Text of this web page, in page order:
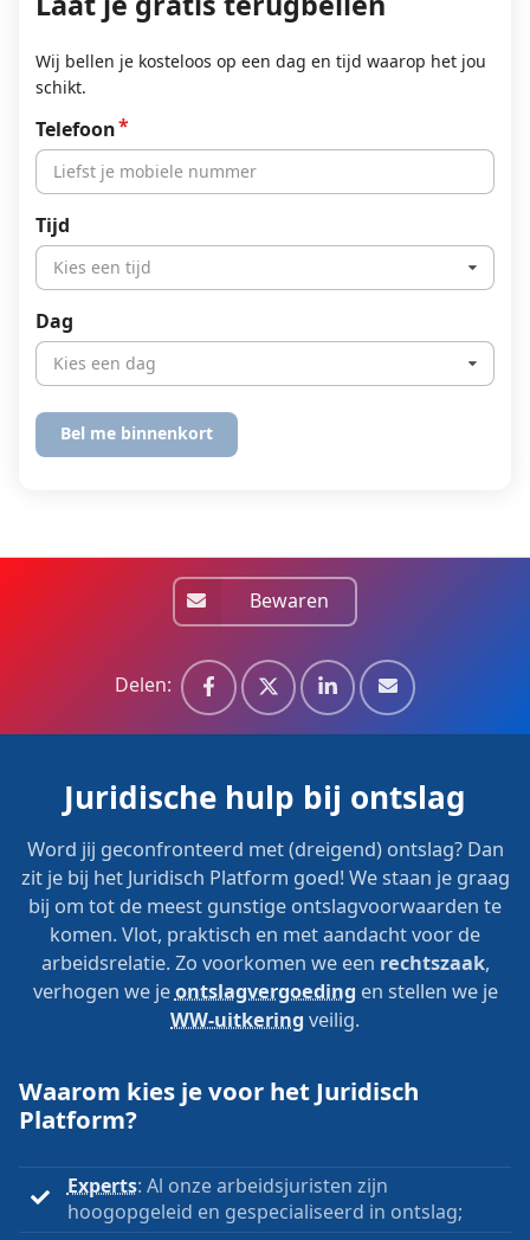
Wij bellen je kosteloos op een dag en tijd waarop het jou
schikt.
Telefoon
Tijd
Kies een tijd
Dag
Kies een dag
Bewaren
Delen:
Juridische hulp bij ontslag
Word jij geconfronteerd met (dreigend) ontslag? Dan
zit je bij het Juridisch Platform goed! We staan je graag
bij om tot de meest gunstige ontslagvoorwaarden te
komen. Vlot, praktisch en met aandacht voor de
arbeidsrelatie. Zo voorkomen we een rechtszaak,
verhogen we jeontslagvergoeding en stellen we je
WW-uitkering veilig.
Waarom kies je voor het Juridisch
Platform?
Experts: Al onze arbeidsjuristen zijn
hoogopgeleid en gespecialiseerd in ontslag;